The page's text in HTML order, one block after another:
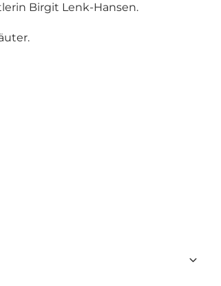
Birgit Lenk-Hansen.